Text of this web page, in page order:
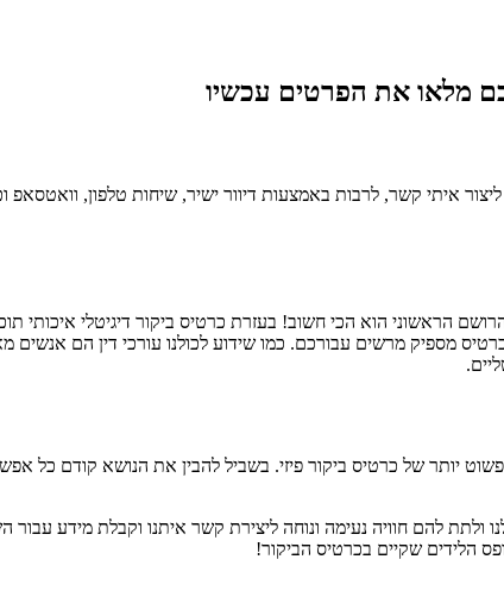
מלאו את הפרטים עכשיו
איתי קשר, לרבות באמצעות דיוור ישיר, שיחות טלפון,
הראשוני הוא הכי חשוב! בעזרת כרטיס ביקור דיגיטלי
מספיק מרשים עבורכם. כמו שידוע לכולנו עורכי דין הם אנשים
יותר של כרטיס ביקור פיזי. בשביל להבין את הנושא קודם כל
ולתת להם חוויה נעימה ונוחה ליצירת קשר איתנו וקבלת מידע
הלידים שקיים בכרטיס הביקור!